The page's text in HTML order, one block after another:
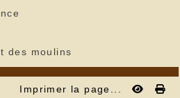
des moulins
Imprimer la page...